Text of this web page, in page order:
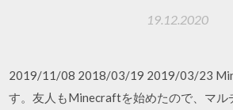
19.12.2020
2019/11/08 2018/03/19 2019/03/23
す。友人もMinecraftを始めたので、マル